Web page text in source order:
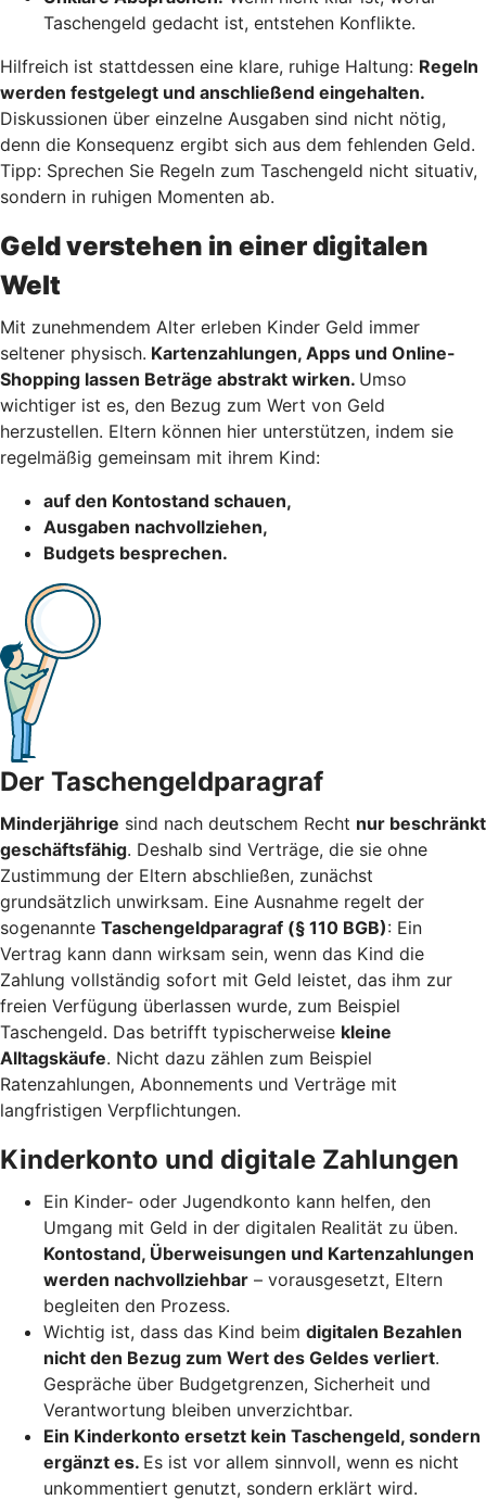
Taschengeld gedacht ist, entstehen Konflikte.
Hilfreich ist stattdessen eine klare, ruhige Haltung: Regeln
werden festgelegt und anschließend eingehalten.
Diskussionen über einzelne Ausgaben sind nicht nötig,
denn die Konsequenz ergibt sich aus dem fehlenden Geld.
Tipp: Sprechen Sie Regeln zum Taschengeld nicht situativ,
sondern in ruhigen Momenten ab.
Geld verstehen in einer digitalen
Welt
Mit zunehmendem Alter erleben Kinder Geld immer
seltener physisch. Kartenzahlungen, Apps und Online-
Shopping lassen Beträge abstrakt wirken. Umso
wichtiger ist es, den Bezug zum Wert von Geld
herzustellen. Eltern können hier unterstützen, indem sie
regelmäßig gemeinsam mit ihrem Kind:
auf den Kontostand schauen,
Ausgaben nachvollziehen,
Budgets besprechen.
Der Taschengeldparagraf
Minderjährige sind nach deutschem Recht nur beschränkt
geschäftsfähig. Deshalb sind Verträge, die sie ohne
Zustimmung der Eltern abschließen, zunächst
grundsätzlich unwirksam. Eine Ausnahme regelt der
sogenannte Taschengeldparagraf (§ 110 BGB): Ein
Vertrag kann dann wirksam sein, wenn das Kind die
Zahlung vollständig sofort mit Geld leistet, das ihm zur
freien Verfügung überlassen wurde, zum Beispiel
Taschengeld. Das betrifft typischerweise kleine
Alltagskäufe. Nicht dazu zählen zum Beispiel
Ratenzahlungen, Abonnements und Verträge mit
langfristigen Verpflichtungen.
Kinderkonto und digitale Zahlungen
Ein Kinder- oder Jugendkonto kann helfen, den
Umgang mit Geld in der digitalen Realität zu üben.
Kontostand, Überweisungen und Kartenzahlungen
werden nachvollziehbar – vorausgesetzt, Eltern
begleiten den Prozess.
Wichtig ist, dass das Kind beim digitalen Bezahlen
nicht den Bezug zum Wert des Geldes verliert.
Gespräche über Budgetgrenzen, Sicherheit und
Verantwortung bleiben unverzichtbar.
Ein Kinderkonto ersetzt kein Taschengeld, sondern
ergänzt es. Es ist vor allem sinnvoll, wenn es nicht
unkommentiert genutzt, sondern erklärt wird.